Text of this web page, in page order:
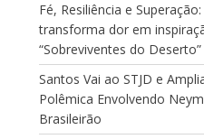
Fé, Resiliência e
transforma dor em
“Sobreviventes do Deserto”
Santos Vai ao STJD e
Polêmica Envolvendo
Brasileirão